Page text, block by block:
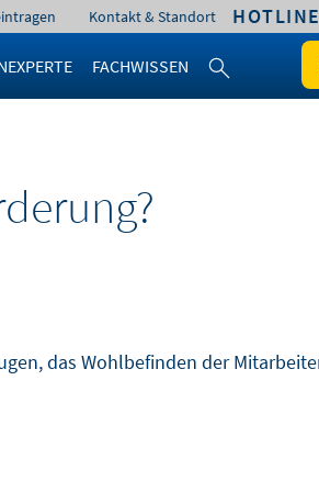
Kontakt & Standort
FACHWISSEN
das Wohlbefinden der